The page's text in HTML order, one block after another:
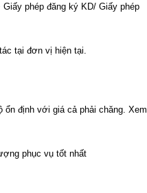
phép đăng ký KD/ Giấy phép
tác tại đơn vị hiện tại.
định với giá cả phải chăng. Xem
phục vụ tốt nhất